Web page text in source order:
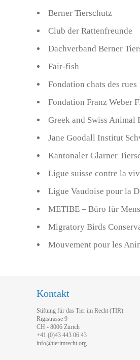
Berner Tierschutz
Club der Rattenfreunde
Dachverband Berner
Fair-fish
Fondation chats des rues
Fondation Franz Weber
Greek and Swiss Animal
Jane Goodall Institut
Kantonaler Glarner
Ligue suisse contre la
Ligue Vaudoise pour la
METIBE – Büro für
Migratory Birds
Mouvement pour les
Kontakt
Stiftung für das Tier im Recht (TIR)
Rigistrasse 9
CH - 8006 Zürich
+41 (0)43 443 06 43
info@tierimrecht.org